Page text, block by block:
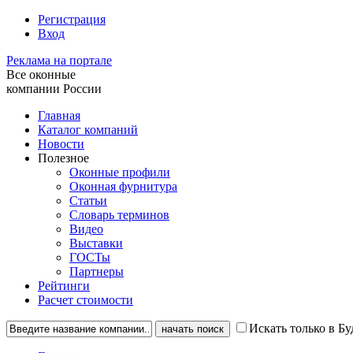
Регистрация
Вход
Реклама на портале
Все оконные
компании России
Главная
Каталог компаний
Новости
Полезное
Оконные профили
Оконная фурнитура
Статьи
Словарь терминов
Видео
Выставки
ГОСТы
Партнеры
Рейтинги
Расчет стоимости
Искать только в